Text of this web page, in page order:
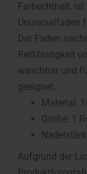
Farbechtheit,
Universalfaden
Der Faden
Reißfestigkeit
waschbar und
geeignet.
Material:
Größe: 1
Aufgrund der